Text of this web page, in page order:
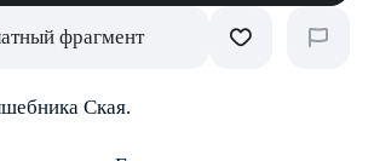
фрагмент
Ская.